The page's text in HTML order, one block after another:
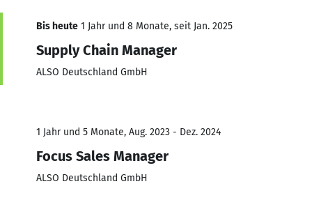
Bis heute 1 Jahr und 8 Monate, seit Jan. 2025
Supply Chain Manager
ALSO Deutschland GmbH
1 Jahr und 5 Monate, Aug. 2023 - Dez. 2024
Focus Sales Manager
ALSO Deutschland GmbH